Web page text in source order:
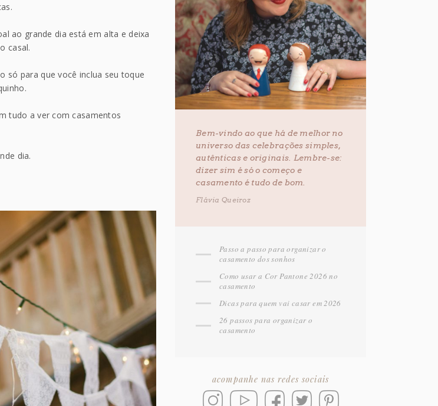
ao grande dia está em alta e deixa
casal.
só para que você inclua seu toque
tudo a ver com casamentos
dia.
Bem-vindo ao que há de melhor no
universo das celebrações simples,
autênticas e originais. Lembre-se:
dizer sim é só o começo e
casamento é tudo de bom.
Flávia Queiroz
Passo a passo para organizar o
casamento dos sonhos
Como usar a Cor Pantone 2026 no
casamento
Dicas para quem vai casar em 2026
26 passos para organizar o
casamento
acompanhe nas redes sociais